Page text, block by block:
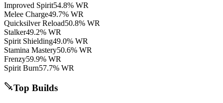
Improved Spirit54.8% WR
Melee Charge49.7% WR
Quicksilver Reload50.8% WR
Stalker49.2% WR
Spirit Shielding49.0% WR
Stamina Mastery50.6% WR
Frenzy59.9% WR
Spirit Burn57.7% WR
Top Builds